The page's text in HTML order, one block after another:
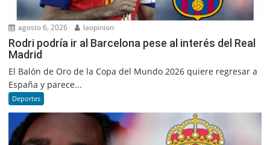
agosto 6, 2026 laopinion
Rodri podría ir al Barcelona pese al interés del Real
Madrid
El Balón de Oro de la Copa del Mundo 2026 quiere regresar a
España y parece...
Deportes